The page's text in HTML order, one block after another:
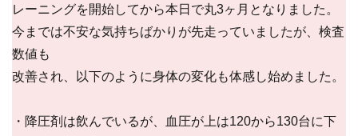
レーニングを開始してから本日で丸3ヶ月となりました。
今までは不安な気持ちばかりが先走っていましたが、検査
数値も
改善され、以下のように身体の変化も体感し始めました。
・降圧剤は飲んでいるが、血圧が上は120から130台に下